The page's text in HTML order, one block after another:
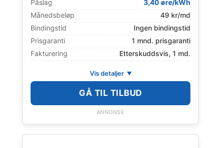
Påslag
3,40 øre/kWh
Månedsbeløp
49 kr/md
Bindingstid
Ingen bindingstid
Prisgaranti
1 mnd. prisgaranti
Fakturering
Etterskuddsvis, 1 md.
Vis detaljer
GÅ TIL TILBUD
ANNONSE